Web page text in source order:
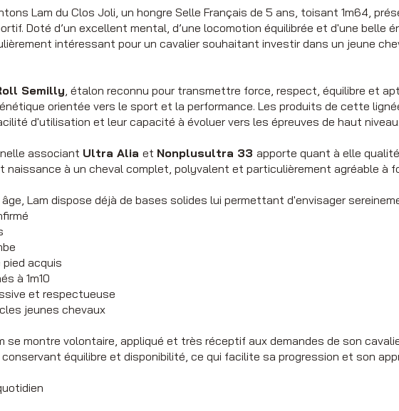
Lam du Clos Joli, un hongre Selle Français de 5 ans, toisant 1m64,
Doté d’un excellent mental, d’une locomotion équilibrée et d'une belle
intéressant pour un cavalier souhaitant investir dans un jeune
Semilly, étalon reconnu pour transmettre force, respect, équilibre et
orientée vers le sport et la performance. Les produits de cette
d'utilisation et leur capacité à évoluer vers les épreuves de haut niveau.
associant Ultra Alia et Nonplusultra 33 apporte quant à elle
naissance à un cheval complet, polyvalent et particulièrement agréable à
Lam dispose déjà de bases solides lui permettant d'envisager
acquis
à 1m10
et respectueuse
jeunes chevaux
se montre volontaire, appliqué et très réceptif aux demandes de son
équilibre et disponibilité, ce qui facilite sa progression et son